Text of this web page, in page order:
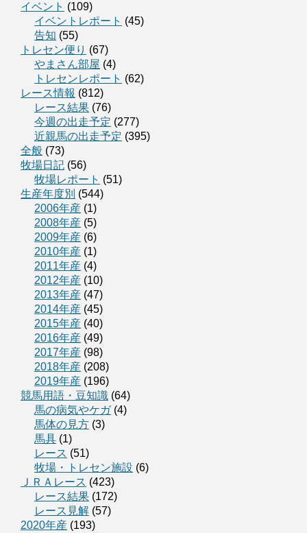
イベント (109)
イベントレポート (45)
告知 (55)
トレセン便り (67)
やまさん部屋 (4)
トレセンレポート (62)
レース情報 (812)
レース結果 (76)
今週の出走予定 (277)
近親馬の出走予定 (395)
全般 (73)
牧場日記 (56)
牧場レポート (51)
生産年度別 (544)
2006年産 (1)
2008年産 (5)
2009年産 (6)
2010年産 (1)
2011年産 (4)
2012年産 (10)
2013年産 (47)
2014年産 (45)
2015年産 (40)
2016年産 (49)
2017年産 (98)
2018年産 (208)
2019年産 (196)
競馬用語・豆知識 (64)
馬の病気やケガ(4)
馬体の見方 (3)
馬具 (1)
レース (51)
牧場・トレセン施設 (6)
ＪＲＡレース (423)
レース結果 (172)
レース見解 (57)
2020年産 (193)